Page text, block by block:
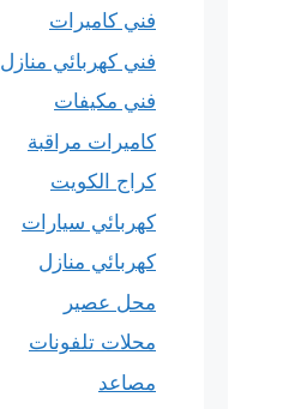
فني كاميرات
فني كهربائي منازل
فني مكيفات
كاميرات مراقبة
كراج الكويت
كهربائي سيارات
كهربائي منازل
محل عصير
محلات تلفونات
مصاعد